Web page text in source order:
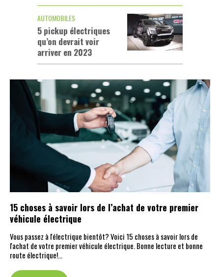
AUTOMOBILES
5 pickup électriques
qu’on devrait voir
arriver en 2023
15 choses à savoir lors de l’achat de votre premier
véhicule électrique
Vous passez à l'électrique bientôt? Voici 15 choses à savoir lors de
l'achat de votre premier véhicule électrique. Bonne lecture et bonne
route électrique!…